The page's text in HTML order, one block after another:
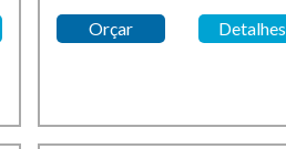
Orçar Detalhes